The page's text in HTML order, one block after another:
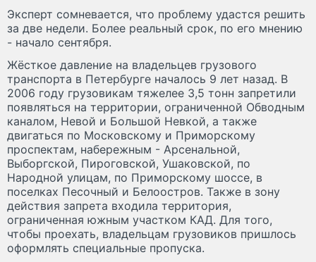
Эксперт сомневается, что проблему удастся решить
за две недели. Более реальный срок, по его мнению
- начало сентября.
Жёсткое давление на владельцев грузового
транспорта в Петербурге началось 9 лет назад. В
2006 году грузовикам тяжелее 3,5 тонн запретили
появляться на территории, ограниченной Обводным
каналом, Невой и Большой Невкой, а также
двигаться по Московскому и Приморскому
проспектам, набережным - Арсенальной,
Выборгской, Пироговской, Ушаковской, по
Народной улицам, по Приморскому шоссе, в
поселках Песочный и Белоостров. Также в зону
действия запрета входила территория,
ограниченная южным участком КАД. Для того,
чтобы проехать, владельцам грузовиков пришлось
оформлять специальные пропуска.